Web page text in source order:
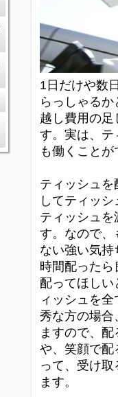
1日だけや数
らっしゃる
越し費用の
す。実は、テ
も働くこと
ティッシュ
してティッ
ティッシュ
す。なので、
ない強い気
時間配った
配ってほしい
ィッシュを
秀な方の場合
ますので、
や、笑顔で配
って、受け
ます。